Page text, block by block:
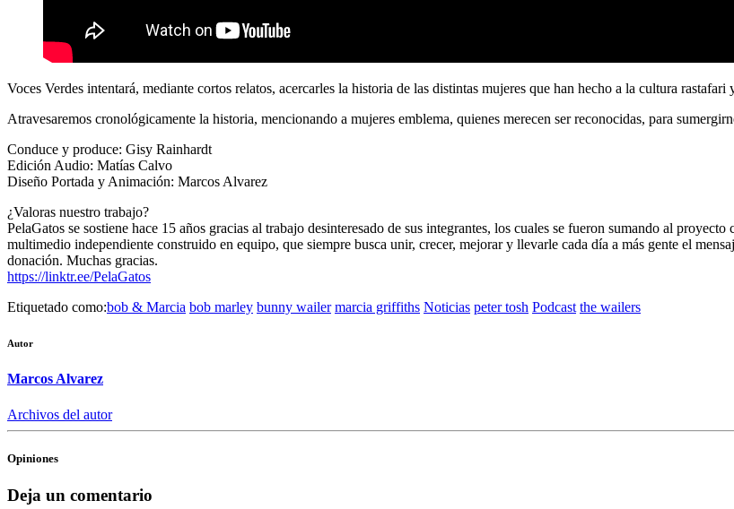
Voces Verdes intentará, mediante cortos relatos, acercarles la historia de las distintas mujeres que han hecho a la cultura
Atravesaremos cronológicamente la historia, mencionando a mujeres emblema, quienes merecen ser reconocidas, para
Conduce y produce: Gisy Rainhardt
Edición Audio: Matías Calvo
Diseño Portada y Animación: Marcos Alvarez
¿Valoras nuestro trabajo?
PelaGatos se sostiene hace 15 años gracias al trabajo desinteresado de sus integrantes, los cuales se fueron sumando al
multimedio independiente construido en equipo, que siempre busca unir, crecer, mejorar y llevarle cada día a más gente el
donación. Muchas gracias.
https://linktr.ee/PelaGatos
Etiquetado como:bob & Marcia bob marley bunny wailer marcia griffiths Noticias peter tosh Podcast the wailers
Autor
Marcos Alvarez
Archivos del autor
Opiniones
Deja un comentario